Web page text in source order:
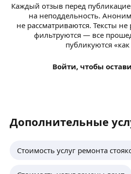
Каждый отзыв перед
на неподдельность.
не рассматриваются. Тексты
фильтруются — все
публикуются «как
Войти, чтобы
Дополнительные
Стоимость услуг ремонта